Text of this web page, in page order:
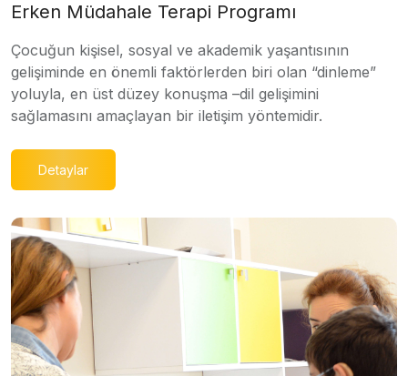
Erken Müdahale Terapi Programı
Çocuğun kişisel, sosyal ve akademik yaşantısının
gelişiminde en önemli faktörlerden biri olan “dinleme”
yoluyla, en üst düzey konuşma –dil gelişimini
sağlamasını amaçlayan bir iletişim yöntemidir.
Detaylar